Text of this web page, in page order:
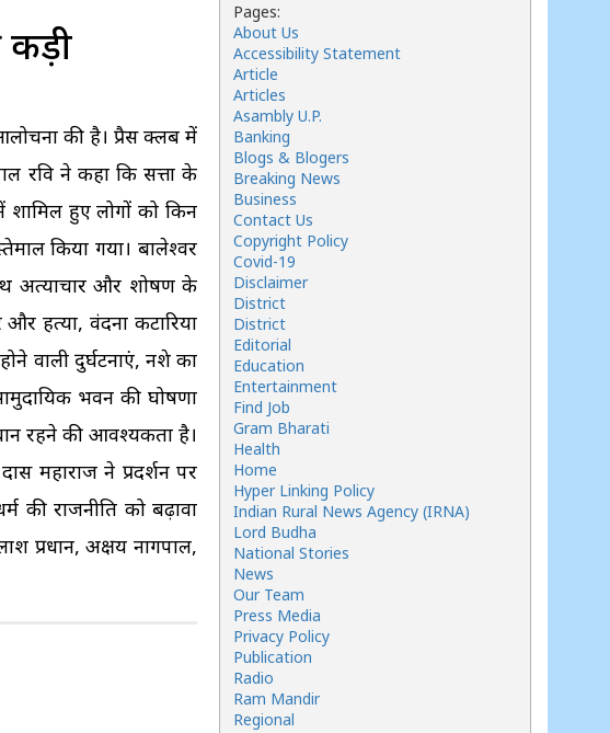
कड़ी
की है। प्रैस क्लब में
रवि ने कहा कि सत्ता के
शामिल हुए लोगों को किन
किया गया। बालेश्वर
अत्याचार और शोषण के
हत्या, वंदना कटारिया
वाली दुर्घटनाएं, नशे का
भवन की घोषणा
रहने की आवश्यकता है।
महाराज ने प्रदर्शन पर
की राजनीति को बढ़ावा
प्रधान, अक्षय नागपाल,
Pages:
About Us
Accessibility Statement
Article
Articles
Asambly U.P.
Banking
Blogs & Blogers
Breaking News
Business
Contact Us
Copyright Policy
Covid-19
Disclaimer
District
District
Editorial
Education
Entertainment
Find Job
Gram Bharati
Health
Home
Hyper Linking Policy
Indian Rural News Agency (IRNA)
Lord Budha
National Stories
News
Our Team
Press Media
Privacy Policy
Publication
Radio
Ram Mandir
Regional